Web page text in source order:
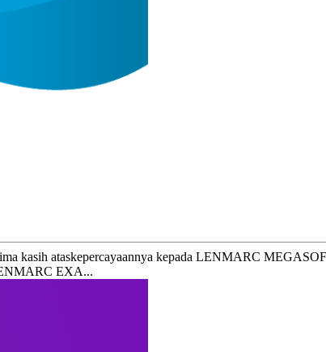
ataskepercayaannya kepada LENMARC
EXA...